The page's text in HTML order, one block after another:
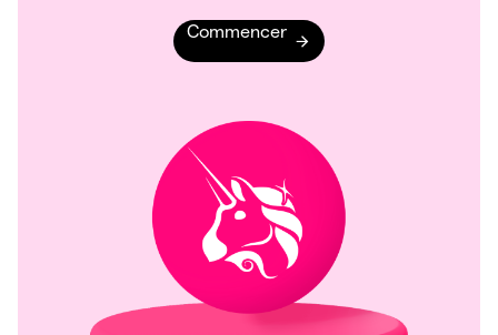
Commencer